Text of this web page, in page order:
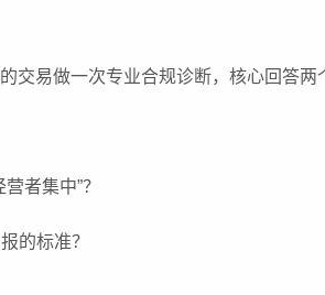
交易做一次专业合规诊断，核心回答两
者集中”？
的标准？